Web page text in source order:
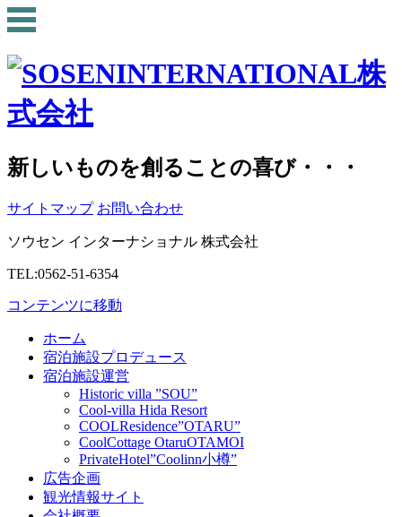
新しいものを創ることの喜び・・・
サイトマップ お問い合わせ
ソウセン インターナショナル 株式会社
TEL:0562-51-6354
コンテンツに移動
ホーム
宿泊施設プロデュース
宿泊施設運営
Historic villa ”SOU”
Cool-villa Hida Resort
COOLResidence”OTARU”
CoolCottage OtaruOTAMOI
PrivateHotel”Coolinn小樽”
広告企画
観光情報サイト